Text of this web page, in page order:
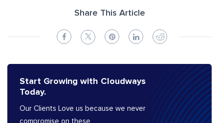
Share This Article
Start Growing with Cloudways
Today.
Our Clients Love us because we never
compromise on these